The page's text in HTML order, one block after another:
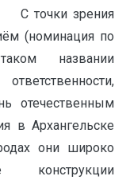
С точки зрения
(номинация по
названии
отечественным
в Архангельске
они широко
конструкции